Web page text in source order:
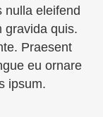
nulla eleifend
gravida quis.
Praesent
eu ornare
ipsum.